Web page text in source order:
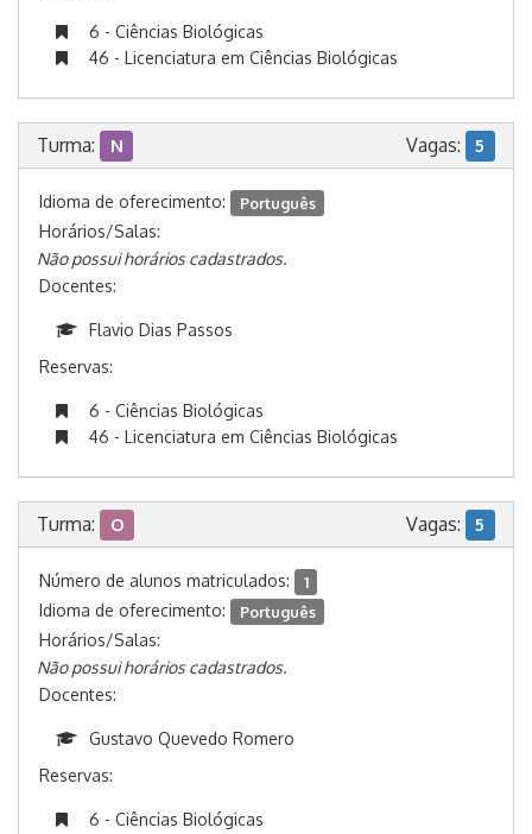
6 - Ciências Biológicas
46 - Licenciatura em Ciências Biológicas
Turma: N Vagas: 5
Idioma de oferecimento: Português
Horários/Salas:
Não possui horários cadastrados.
Docentes:
Flavio Dias Passos
Reservas:
6 - Ciências Biológicas
46 - Licenciatura em Ciências Biológicas
Turma: O Vagas: 5
Número de alunos matriculados: 1
Idioma de oferecimento: Português
Horários/Salas:
Não possui horários cadastrados.
Docentes:
Gustavo Quevedo Romero
Reservas:
6 - Ciências Biológicas